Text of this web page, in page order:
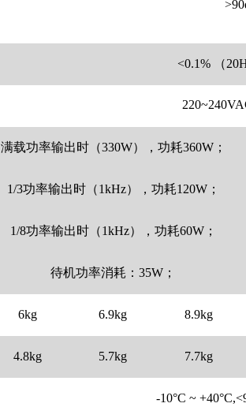
<0.1% （
满载功率输出时（330W），功耗360W；
1/3功率输出时（1kHz），功耗120W；
1/8功率输出时（1kHz），功耗60W；
待机功率消耗：35W；
6kg 6.9kg 8.9kg
4.8kg 5.7kg 7.7kg
-10°C ~